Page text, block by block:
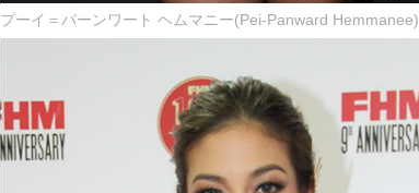
プーイ＝パーンワート ヘムマニー(Pei-Panward Hemmanee)